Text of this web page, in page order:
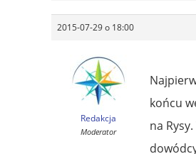
2015-07-29 o 18:00
Redakcja
Moderator
końcu
na